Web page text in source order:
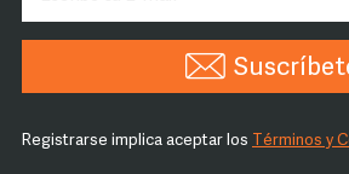
Registrarse implica aceptar los Términos y